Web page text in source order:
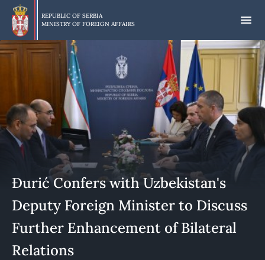
Skip
main
content
REPUBLIC OF SERBIA
MINISTRY OF FOREIGN AFFAIRS
Đurić Confers with Uzbekistan's
Deputy Foreign Minister to Discuss
Further Enhancement of Bilateral
Relations